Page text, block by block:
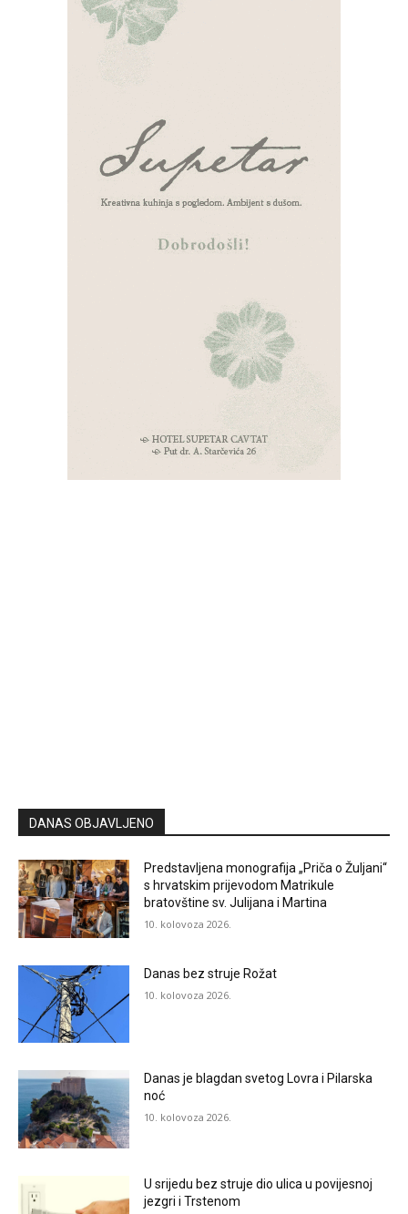
DANAS OBJAVLJENO
Predstavljena monografija „Priča o Žuljani“
s hrvatskim prijevodom Matrikule
bratovštine sv. Julijana i Martina
10. kolovoza 2026.
Danas bez struje Rožat
10. kolovoza 2026.
Danas je blagdan svetog Lovra i Pilarska
noć
10. kolovoza 2026.
U srijedu bez struje dio ulica u povijesnoj
jezgri i Trstenom